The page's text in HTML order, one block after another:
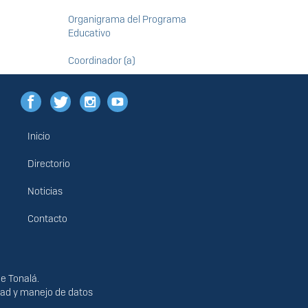
Organigrama del Programa
Educativo
Coordinador (a)
Menú
principal
Inicio
Directorio
Noticias
Contacto
Tonalá.
y manejo de datos